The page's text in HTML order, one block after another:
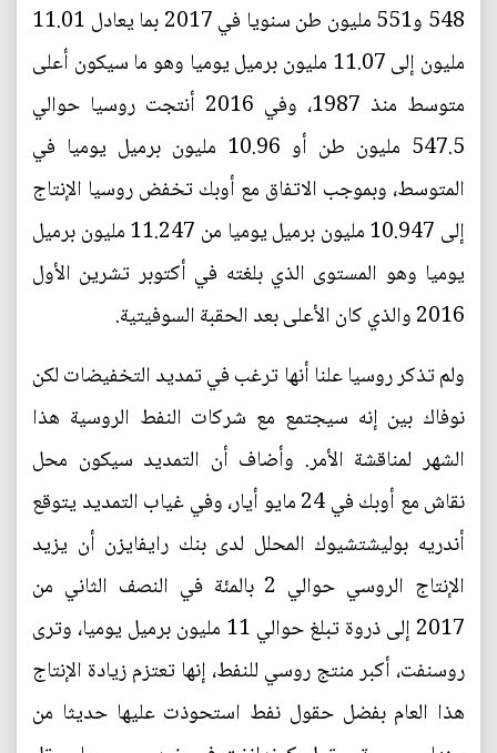
548 و551 مليون طن سنويا في 2017 بما يعادل 11.01
مليون إلى 11.07 مليون برميل يوميا وهو ما سيكون أعلى
متوسط منذ 1987، وفي 2016 أنتجت روسيا حوالي
547.5 مليون طن أو 10.96 مليون برميل يوميا في
المتوسط، وبموجب الاتفاق مع أوبك تخفض روسيا الإنتاج
إلى 10.947 مليون برميل يوميا من 11.247 مليون برميل
يوميا وهو المستوى الذي بلغته في أكتوبر تشرين الأول
2016 والذي كان الأعلى بعد الحقبة السوفيتية.
ولم تذكر روسيا علنا أنها ترغب في تمديد التخفيضات لكن
نوفاك بين إنه سيجتمع مع شركات النفط الروسية هذا
الشهر لمناقشة الأمر. وأضاف أن التمديد سيكون محل
نقاش مع أوبك في 24 مايو أيار، وفي غياب التمديد يتوقع
أندريه بوليشتشيوك المحلل لدى بنك رايفايزن أن يزيد
الإنتاج الروسي حوالي 2 بالمئة في النصف الثاني من
2017 إلى ذروة تبلغ حوالي 11 مليون برميل يوميا، وترى
روسنفت، أكبر منتج روسي للنفط، إنها تعتزم زيادة الإنتاج
هذا العام بفضل حقول نفط استحوذت عليها حديثا من